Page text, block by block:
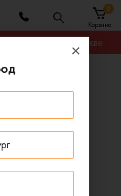
Корзина
0
оправу в Москве
3281 C2